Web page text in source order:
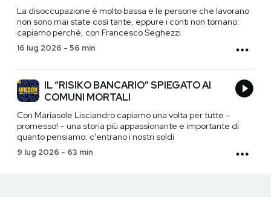
La disoccupazione è molto bassa e le persone che lavorano
non sono mai state così tante, eppure i conti non tornano:
capiamo perché, con Francesco Seghezzi
16 lug 2026 - 56 min
IL “RISIKO BANCARIO” SPIEGATO AI
COMUNI MORTALI
Con Mariasole Lisciandro capiamo una volta per tutte –
promesso! – una storia più appassionante e importante di
quanto pensiamo: c'entrano i nostri soldi
9 lug 2026 - 63 min